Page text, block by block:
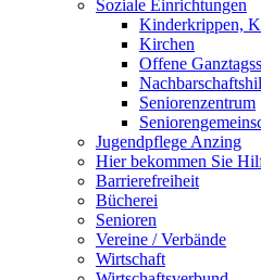
Soziale Einrichtungen
Kinderkrippen,
Kirchen
Offene
Seniorenzentrum
Jugendpflege Anzing
Hier bekommen Sie
Barrierefreiheit
Bücherei
Senioren
Vereine / Verbände
Wirtschaft